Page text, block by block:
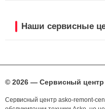
Наши сервисные
© 2026 — Сервисный
Сервисный центр asko-remont-